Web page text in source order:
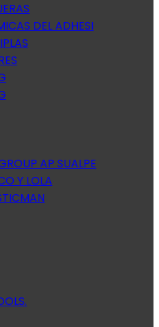
DEL ADHESI
AP SUALPE
Y LOLA